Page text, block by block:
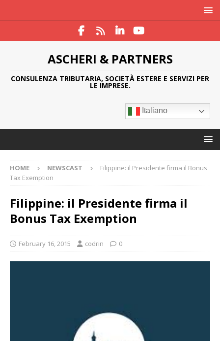
ASCHERI & PARTNERS
CONSULENZA TRIBUTARIA, SOCIETÀ ESTERE E SERVIZI PER
LE IMPRESE.
Italiano
HOME NEWSCAST
Filippine: il Presidente firma il Bonus
Tax Exemption
Filippine: il Presidente firma il
Bonus Tax Exemption
February 16, 2015 codrin 0